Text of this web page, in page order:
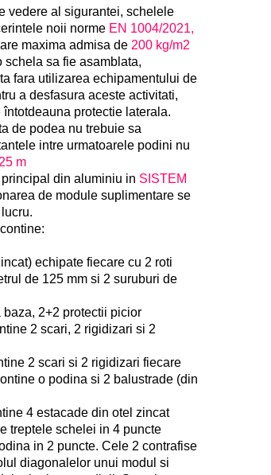
vedere al sigurantei, schelele
noii norme EN 1004/2021,
maxima admisa de 200 kg/m2
schela sa fie asamblata,
fara utilizarea echipamentului de
a desfasura aceste activitati,
protectie laterala.
de podea nu trebuie sa
intre urmatoarele podini nu
m
din aluminiu in SISTEM
de module suplimentare se
contine:
echipate fiecare cu 2 roti
de 125 mm si 2 suruburi de
2+2 protectii picior
2 scari, 2 rigidizari si 2
2 scari si 2 rigidizari fiecare
o podina si 2 balustrade (din
4 estacade din otel zincat
treptele schelei in 4 puncte
in 2 puncte. Cele 2 contrafise
diagonalelor unui modul si